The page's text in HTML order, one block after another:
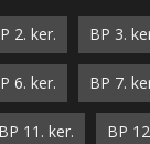
2. ker. BP 3.
6. ker. BP 7.
BP 11. ker. BP